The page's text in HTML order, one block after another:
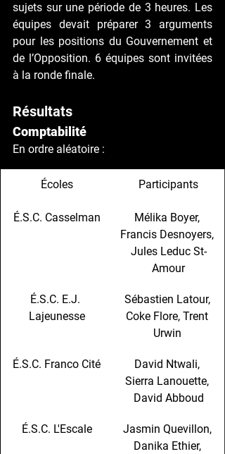
sujets sur une période de 3 heures. Les
équipes devait préparer 3 arguments
pour les positions du Gouvernement et
de l’Opposition. 6 équipes sont invitées
à la ronde finale.
Résultats
Comptabilité
En ordre aléatoire :
​Écoles Participants
É.S.C. Casselman
Mélika Boyer,
Francis Desnoyers,
Jules Leduc St-
Amour
É.S.C. E.J.
Lajeunesse
Sébastien Latour,
Coke Flore, Trent
Urwin
É.S.C. Franco Cité
David Ntwali,
Sierra Lanouette,
David Abboud
É.S.C. L'Escale
Jasmin Quevillon,
Danika Ethier,